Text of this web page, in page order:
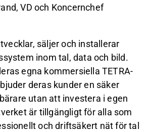
VD och Koncernchef
säljer och installerar
inom tal, data och bild.
egna kommersiella TETRA-
deras kunder en säker
utan att investera i egen
är tillgängligt för alla som
och driftsäkert nät för tal